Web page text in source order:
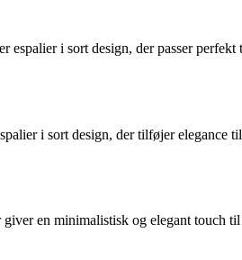
i sort design, der passer perfekt
i sort design, der tilføjer elegance
en minimalistisk og elegant touch